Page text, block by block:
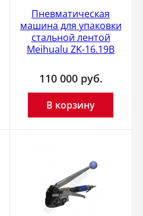
Пневматическая
машина для упаковки
стальной лентой
Meihualu ZK-16.19B
110 000 руб.
В корзину